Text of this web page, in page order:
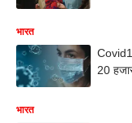
भारत
20
भारत